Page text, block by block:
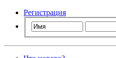
Регистрация